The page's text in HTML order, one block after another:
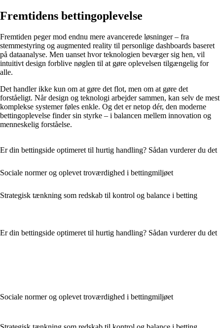
Fremtidens bettingoplevelse
Fremtiden peger mod endnu mere avancerede løsninger – fra
stemmestyring og augmented reality til personlige dashboards baseret
på dataanalyse. Men uanset hvor teknologien bevæger sig hen, vil
intuitivt design forblive nøglen til at gøre oplevelsen tilgængelig for
alle.
Det handler ikke kun om at gøre det flot, men om at gøre det
forståeligt. Når design og teknologi arbejder sammen, kan selv de mest
komplekse systemer føles enkle. Og det er netop dér, den moderne
bettingoplevelse finder sin styrke – i balancen mellem innovation og
menneskelig forståelse.
Er din bettingside optimeret til hurtig handling? Sådan vurderer du det
Sociale normer og oplevet troværdighed i bettingmiljøet
Strategisk tænkning som redskab til kontrol og balance i betting
Er din bettingside optimeret til hurtig handling? Sådan vurderer du det
Sociale normer og oplevet troværdighed i bettingmiljøet